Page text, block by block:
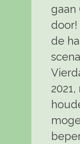
gaan
door!
de